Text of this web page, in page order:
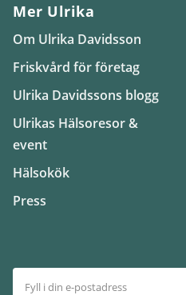
Mer Ulrika
Om Ulrika Davidsson
Friskvård för företag
Ulrika Davidssons blogg
Ulrikas Hälsoresor &
event
Hälsokök
Press